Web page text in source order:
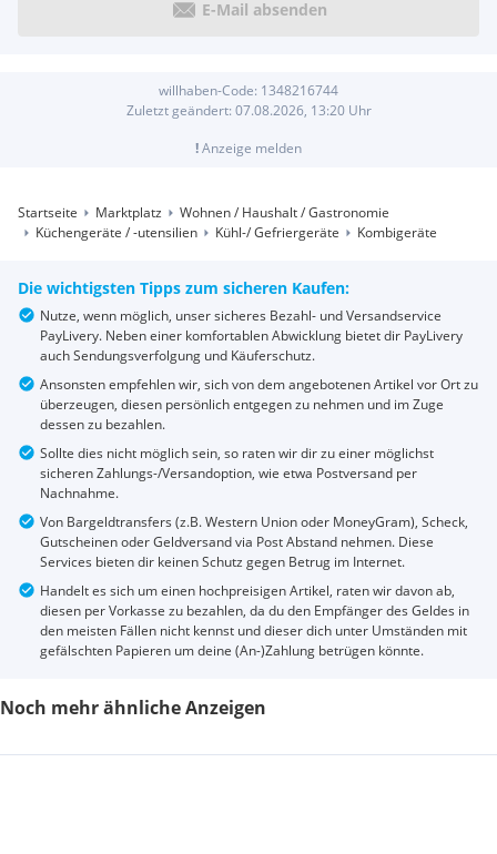
E-Mail absenden
willhaben-Code: 1348216744
Zuletzt geändert: 07.08.2026, 13:20Uhr
!Anzeige melden
Startseite Marktplatz
Wohnen / Haushalt / Gastronomie
Küchengeräte / -utensilien
Kühl-/ Gefriergeräte Kombigeräte
Die wichtigsten Tipps zum sicheren Kaufen:
Nutze, wenn möglich, unser sicheres Bezahl- und Versandservice
PayLivery. Neben einer komfortablen Abwicklung bietet dir PayLivery
auch Sendungsverfolgung und Käuferschutz.
Ansonsten empfehlen wir, sich von dem angebotenen Artikel vor Ort zu
überzeugen, diesen persönlich entgegen zu nehmen und im Zuge
dessen zu bezahlen.
Sollte dies nicht möglich sein, so raten wir dir zu einer möglichst
sicheren Zahlungs-/Versandoption, wie etwa Postversand per
Nachnahme.
Von Bargeldtransfers (z.B. Western Union oder MoneyGram), Scheck,
Gutscheinen oder Geldversand via Post Abstand nehmen. Diese
Services bieten dir keinen Schutz gegen Betrug im Internet.
Handelt es sich um einen hochpreisigen Artikel, raten wir davon ab,
diesen per Vorkasse zu bezahlen, da du den Empfänger des Geldes in
den meisten Fällen nicht kennst und dieser dich unter Umständen mit
gefälschten Papieren um deine (An-)Zahlung betrügen könnte.
Noch mehr ähnliche Anzeigen